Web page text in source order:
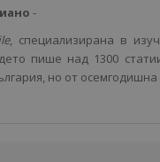
-
, специализирана в
пише над 1300
но от